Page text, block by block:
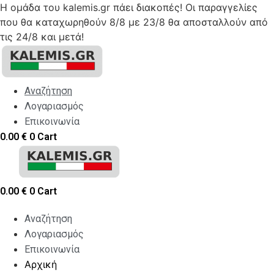
Η ομάδα του kalemis.gr πάει διακοπές! Οι παραγγελίες
που θα καταχωρηθούν 8/8 με 23/8 θα αποσταλλούν από
τις 24/8 και μετά!
Skip
content
Αναζήτηση
Λογαριασμός
Επικοινωνία
0.00 € 0 Cart
0.00 € 0 Cart
Αναζήτηση
Λογαριασμός
Επικοινωνία
Αρχική